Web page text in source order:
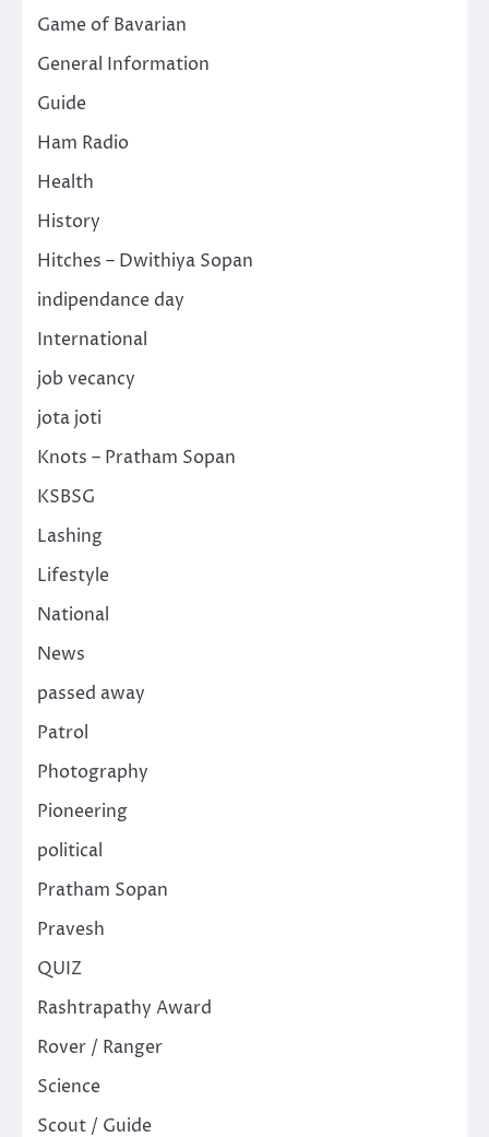
Game of Bavarian
General Information
Guide
Ham Radio
Health
History
Hitches – Dwithiya Sopan
indipendance day
International
job vecancy
jota joti
Knots – Pratham Sopan
KSBSG
Lashing
Lifestyle
National
News
passed away
Patrol
Photography
Pioneering
political
Pratham Sopan
Pravesh
QUIZ
Rashtrapathy Award
Rover / Ranger
Science
Scout / Guide